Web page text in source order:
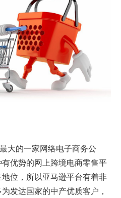
大的一家网络电子商务公
优势的网上跨境电商零售平
位，所以亚马逊平台有着非
发达国家的中产优质客户，